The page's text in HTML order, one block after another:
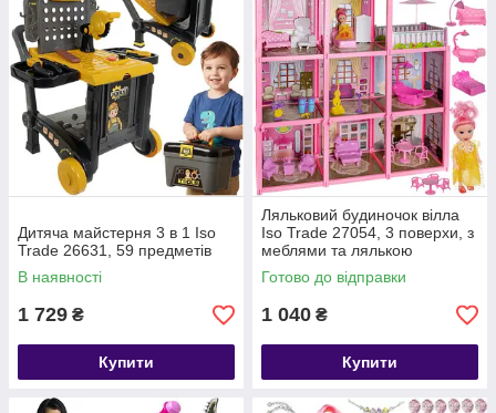
Дитяча майстерня 3 в 1 Iso
Trade 26631, 59 предметів
В наявності
1 729 ₴
Купити
Ляльковий будиночок вілла
Iso Trade 27054, 3 поверхи, з
меблями та лялькою
Готово до відправки
1 040 ₴
Купити